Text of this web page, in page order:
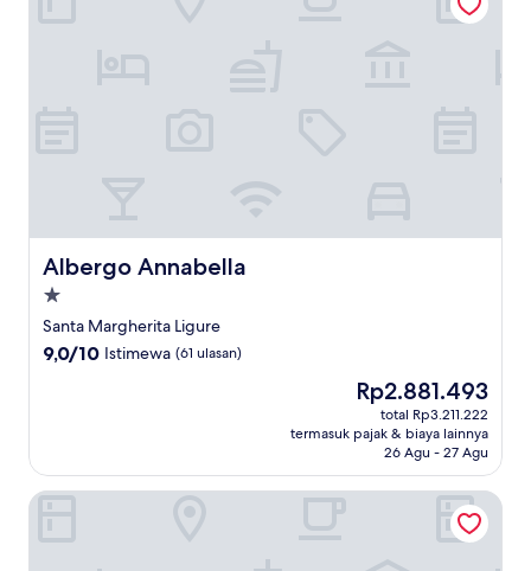
Albergo Annabella
Albergo Annabella
Properti
bintang
1.0
Santa Margherita Ligure
9.0
9,0/10 Istimewa (61 ulasan)
Harga
sekarang
Rp2.881.493
Rp2.881.493
total Rp3.211.222
termasuk pajak & biaya lainnya
26 Agu - 27 Agu
Hotel Astoria Rapallo